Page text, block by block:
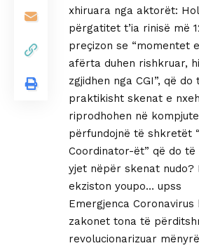
xhiruara nga aktorët:
përgatitet t’ia rinisë më
preçizon se “momentet
afërta duhen rishkruar,
zgjidhen nga CGI”, që
praktikisht skenat e
riprodhohen në
përfundojnë të shkretët
Coordinator-ët” që do të
yjet nëpër skenat nudo?
ekziston youpo… upss
Emergjenca
zakonet tona të
revolucionarizuar